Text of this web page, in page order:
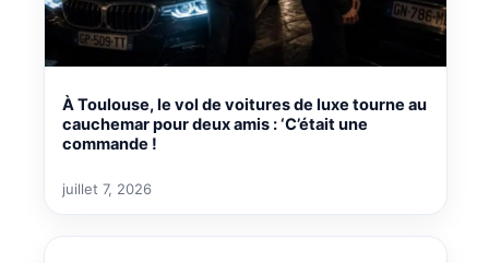
À Toulouse, le vol de voitures de luxe tourne au
cauchemar pour deux amis : ‘C’était une
commande !
juillet 7, 2026